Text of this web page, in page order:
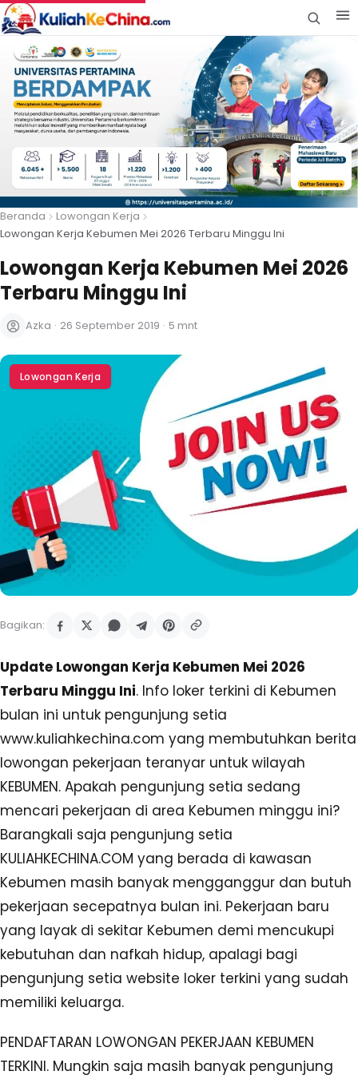
Beranda
Lowongan Kerja
Lowongan Kerja Kebumen Mei 2026 Terbaru Minggu Ini
Lowongan Kerja Kebumen Mei 2026
Terbaru Minggu Ini
Azka · 26 September 2019 · 5 mnt
Lowongan Kerja
Bagikan:
Update Lowongan Kerja Kebumen Mei 2026
Terbaru Minggu Ini. Info loker terkini di Kebumen
bulan ini untuk pengunjung setia
www.kuliahkechina.com yang membutuhkan berita
lowongan pekerjaan teranyar untuk wilayah
KEBUMEN. Apakah pengunjung setia sedang
mencari pekerjaan di area Kebumen minggu ini?
Barangkali saja pengunjung setia
KULIAHKECHINA.COM yang berada di kawasan
Kebumen masih banyak mengganggur dan butuh
pekerjaan secepatnya bulan ini. Pekerjaan baru
yang layak di sekitar Kebumen demi mencukupi
kebutuhan dan nafkah hidup, apalagi bagi
pengunjung setia website loker terkini yang sudah
memiliki keluarga.
PENDAFTARAN LOWONGAN PEKERJAAN KEBUMEN
TERKINI. Mungkin saja masih banyak pengunjung